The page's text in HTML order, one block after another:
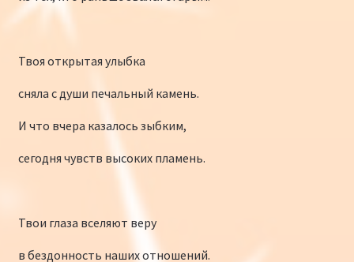
sn k и
Твоя открытая улыбка
сняла с души печальный камень.
И что вчера казалось зыбким,
сегодня чувств высоких пламень.
Твои глаза вселяют веру
в бездонность наших отношений.